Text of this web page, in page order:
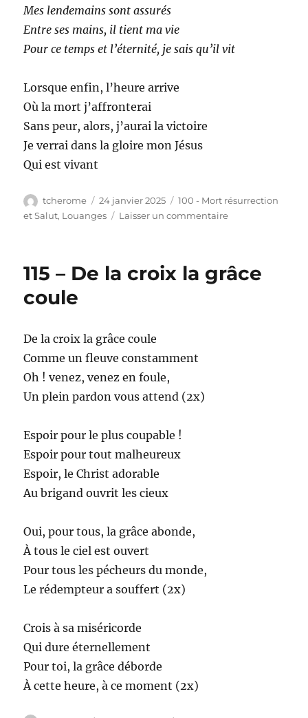
Mes lendemains sont assurés
Entre ses mains, il tient ma vie
Pour ce temps et l’éternité, je sais qu’il vit
Lorsque enfin, l’heure arrive
Où la mort j’affronterai
Sans peur, alors, j’aurai la victoire
Je verrai dans la gloire mon Jésus
Qui est vivant
Auteur
tcherome
Publié
le
24 janvier 2025 Catégories
100 - Mort résurrection
et Salut, Louanges Laisser un commentairesur
a
115 – De la croix la grâce
coule
De la croix la grâce coule
Comme un fleuve constamment
Oh ! venez, venez en foule,
Un plein pardon vous attend (2x)
Espoir pour le plus coupable !
Espoir pour tout malheureux
Espoir, le Christ adorable
Au brigand ouvrit les cieux
Oui, pour tous, la grâce abonde,
À tous le ciel est ouvert
Pour tous les pécheurs du monde,
Le rédempteur a souffert (2x)
Crois à sa miséricorde
Qui dure éternellement
Pour toi, la grâce déborde
À cette heure, à ce moment (2x)